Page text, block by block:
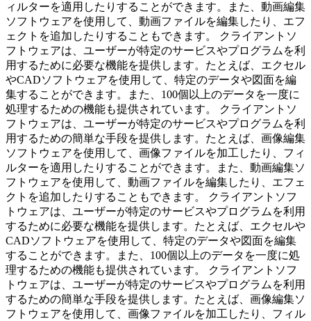
ィルターを適用したりすることができます。また、動画編集
ソフトウェアを使用して、動画ファイルを編集したり、エフ
ェクトを追加したりすることもできます。 クライアントソ
フトウェアは、ユーザーが特定のサービスやプログラムを利
用するために必要な機能を提供します。たとえば、エクセル
やCADソフトウェアを使用して、特定のデータや図面を編
集することができます。また、100個以上のデータを一度に
処理するための機能も提供されています。 クライアントソ
フトウェアは、ユーザーが特定のサービスやプログラムを利
用するための簡単な手段を提供します。たとえば、画像編集
ソフトウェアを使用して、画像ファイルを加工したり、フィ
ルターを適用したりすることができます。また、動画編集ソ
フトウェアを使用して、動画ファイルを編集したり、エフェ
クトを追加したりすることもできます。 クライアントソフ
トウェアは、ユーザーが特定のサービスやプログラムを利用
するために必要な機能を提供します。たとえば、エクセルや
CADソフトウェアを使用して、特定のデータや図面を編集
することができます。また、100個以上のデータを一度に処
理するための機能も提供されています。 クライアントソフ
トウェアは、ユーザーが特定のサービスやプログラムを利用
するための簡単な手段を提供します。たとえば、画像編集ソ
フトウェアを使用して、画像ファイルを加工したり、フィル